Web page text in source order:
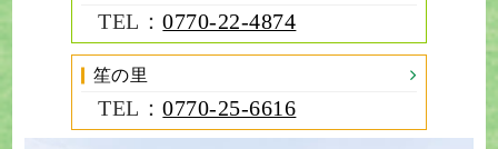
TEL：0770-22-4874
笙の里
TEL：0770-25-6616